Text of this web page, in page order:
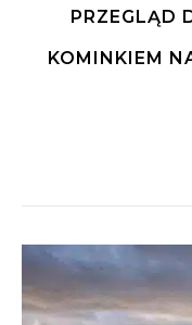
PRZEGLĄD
KOMINKIEM